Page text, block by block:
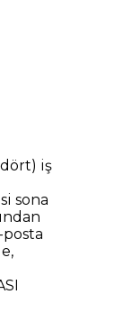
iş
sona
posta